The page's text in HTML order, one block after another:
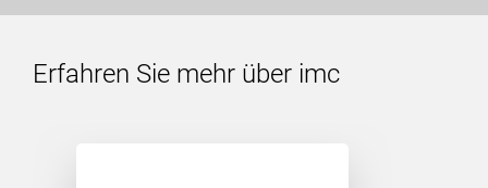
Erfahren Sie mehr über imc